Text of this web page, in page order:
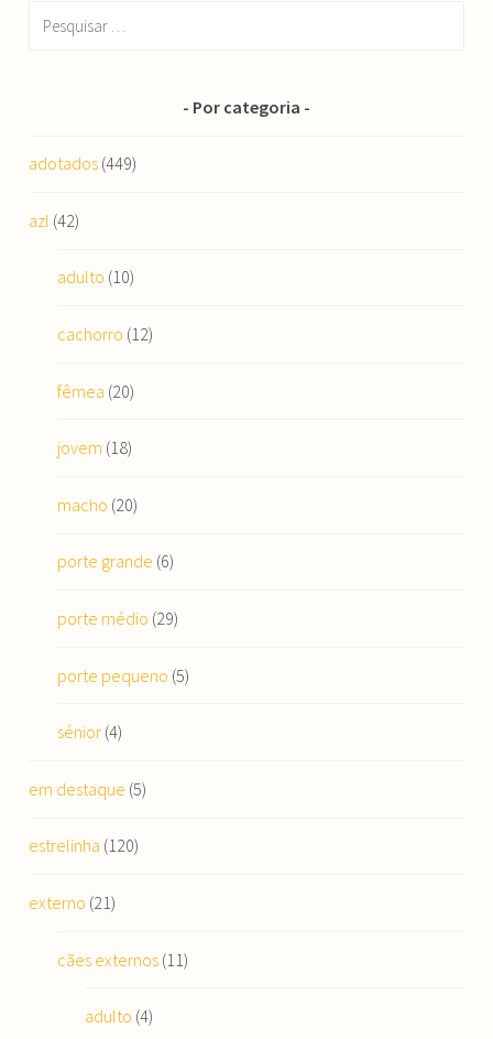
Por categoria
adotados (449)
azl (42)
adulto (10)
cachorro (12)
fêmea (20)
jovem (18)
macho (20)
porte grande (6)
porte médio (29)
porte pequeno (5)
sénior(4)
em destaque (5)
estrelinha (120)
externo (21)
cães externos(11)
adulto (4)